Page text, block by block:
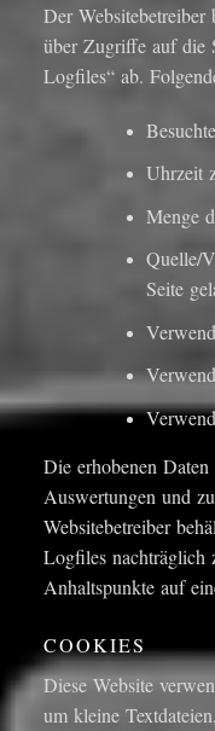
Der Websitebetreiber
über Zugriffe auf die
Logfiles“ ab.
Uhrzeit
Menge
Quelle/
Seite
Die erhobenen
Auswertungen und
Websitebetreiber
Logfiles nachträglich
Anhaltspunkte auf
COOKIES
Diese Website
um kleine